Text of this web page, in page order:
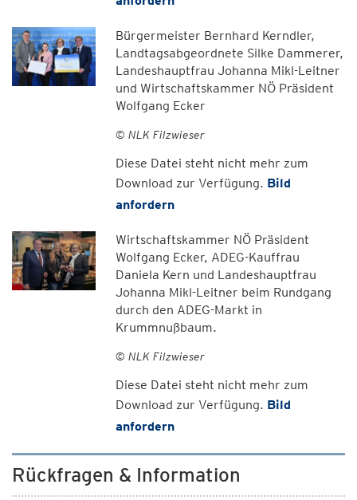
Bürgermeister Bernhard Kerndler,
Landtagsabgeordnete Silke Dammerer,
Landeshauptfrau Johanna Mikl-Leitner
und Wirtschaftskammer NÖ Präsident
Wolfgang Ecker
© NLK Filzwieser
Diese Datei steht nicht mehr zum
Download zur Verfügung. Bild
anfordern
Wirtschaftskammer NÖ Präsident
Wolfgang Ecker, ADEG-Kauffrau
Daniela Kern und Landeshauptfrau
Johanna Mikl-Leitner beim Rundgang
durch den ADEG-Markt in
Krummnußbaum.
© NLK Filzwieser
Diese Datei steht nicht mehr zum
Download zur Verfügung. Bild
anfordern
Rückfragen & Information